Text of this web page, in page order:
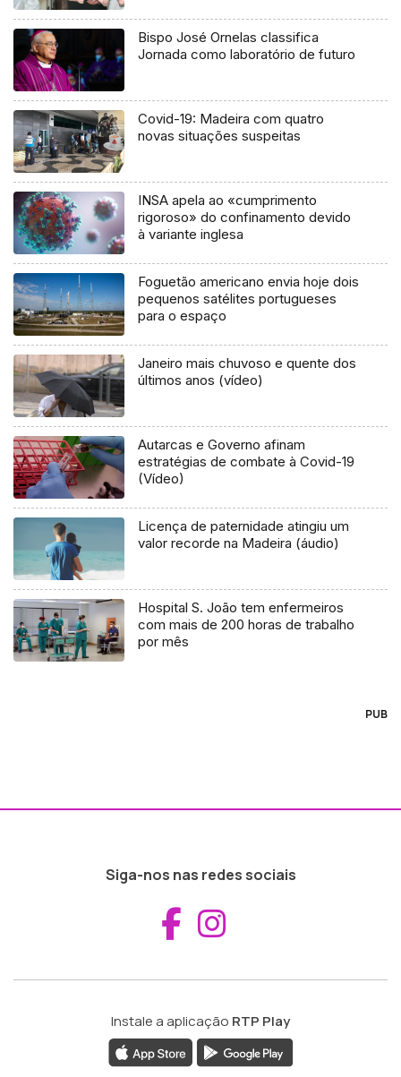
Bispo José Ornelas classifica
Jornada como laboratório de futuro
Covid-19: Madeira com quatro
novas situações suspeitas
INSA apela ao «cumprimento
rigoroso» do confinamento devido
à variante inglesa
Foguetão americano envia hoje dois
pequenos satélites portugueses
para o espaço
Janeiro mais chuvoso e quente dos
últimos anos (vídeo)
Autarcas e Governo afinam
estratégias de combate à Covid-19
(Vídeo)
Licença de paternidade atingiu um
valor recorde na Madeira (áudio)
Hospital S. João tem enfermeiros
com mais de 200 horas de trabalho
por mês
PUB
Siga-nos nas redes sociais
Aceder ao
Instale a aplicação RTP Play